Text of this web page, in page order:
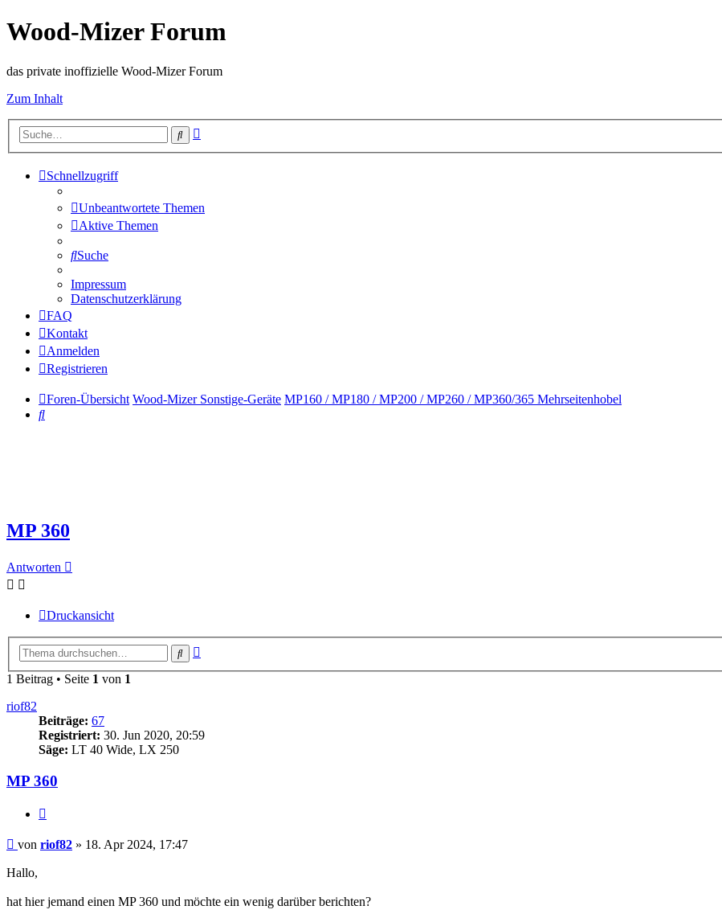
Wood-Mizer Forum
das private inoffizielle Wood-Mizer Forum
Zum Inhalt
Suche
Schnellzugriff
Unbeantwortete Themen
Aktive Themen
Suche
Impressum
Datenschutzerklärung
FAQ
Kontakt
Anmelden
Registrieren
Foren-Übersicht Wood-Mizer Sonstige-Geräte MP160 / MP180 / MP200 / MP260 / MP360/365 Mehrseitenhobel
Suche
MP 360
Antworten
Druckansicht
Suche
1 Beitrag • Seite 1 von 1
riof82
Beiträge: 67
Registriert: 30. Jun 2020, 20:59
Säge: LT 40 Wide, LX 250
MP 360
Beitrag
von riof82 » 18. Apr 2024, 17:47
Hallo,
hat hier jemand einen MP 360 und möchte ein wenig darüber berichten?